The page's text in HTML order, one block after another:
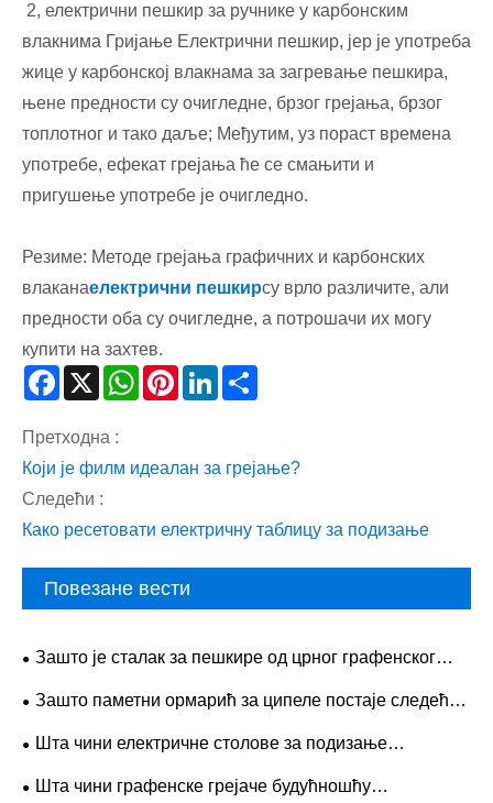
2, електрични пешкир за ручнике у карбонским
влакнима Гријање Електрични пешкир, јер је употреба
жице у карбонској влакнама за загревање пешкира,
њене предности су очигледне, брзог грејања, брзог
топлотног и тако даље; Међутим, уз пораст времена
употребе, ефекат грејања ће се смањити и
пригушење употребе је очигледно.
Резиме: Методе грејања графичних и карбонских
влаканаелектрични пешкирсу врло различите, али
предности оба су очигледне, а потрошачи их могу
купити на захтев.
Facebook
X WhatsAppPinterestLinkedIn
Претходна :
Који је филм идеалан за грејање?
Следећи :
Како ресетовати електричну таблицу за подизање
Повезане вести
Зашто је сталак за пешкире од црног графенског
камена мењач игре за ваше купатило
Зашто паметни ормарић за ципеле постаје следећа
надоградња куће коју морате имати?
Шта чини електричне столове за подизање
будућности модерних радних простора?
Шта чини графенске грејаче будућношћу